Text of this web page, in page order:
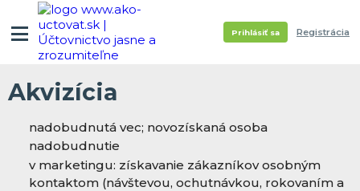
Prihlásiť sa Registrácia
Akvizícia
nadobudnutá vec; novozískaná osoba
nadobudnutie
v marketingu: získavanie zákazníkov osobným
kontaktom (návštevou, ochutnávkou, rokovaním a